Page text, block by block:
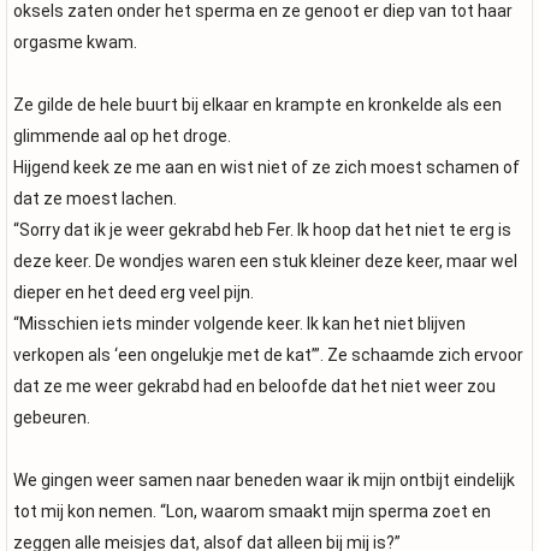
oksels zaten onder het sperma en ze genoot er diep van tot haar
orgasme kwam.
Ze gilde de hele buurt bij elkaar en krampte en kronkelde als een
glimmende aal op het droge.
Hijgend keek ze me aan en wist niet of ze zich moest schamen of
dat ze moest lachen.
“Sorry dat ik je weer gekrabd heb Fer. Ik hoop dat het niet te erg is
deze keer. De wondjes waren een stuk kleiner deze keer, maar wel
dieper en het deed erg veel pijn.
“Misschien iets minder volgende keer. Ik kan het niet blijven
verkopen als ‘een ongelukje met de kat’”. Ze schaamde zich ervoor
dat ze me weer gekrabd had en beloofde dat het niet weer zou
gebeuren.
We gingen weer samen naar beneden waar ik mijn ontbijt eindelijk
tot mij kon nemen. “Lon, waarom smaakt mijn sperma zoet en
zeggen alle meisjes dat, alsof dat alleen bij mij is?”